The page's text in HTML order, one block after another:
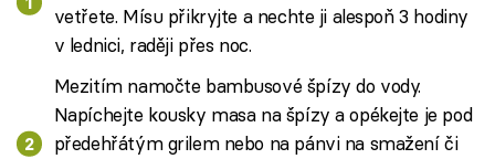
vetřete. Mísu přikryjte a nechte ji alespoň 3 hodiny
v lednici, raději přes noc.
Mezitím namočte bambusové špízy do vody.
Napíchejte kousky masa na špízy a opékejte je pod
předehřátým grilem nebo na pánvi na smažení či